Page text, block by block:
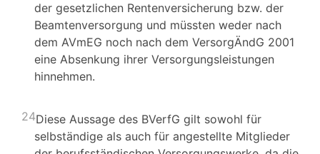
der gesetzlichen Rentenversicherung bzw. der
Beamtenversorgung und müssten weder nach
dem AVmEG noch nach dem VersorgÄndG 2001
eine Absenkung ihrer Versorgungsleistungen
hinnehmen.
24Diese Aussage des BVerfG gilt sowohl für
selbständige als auch für angestellte Mitglieder